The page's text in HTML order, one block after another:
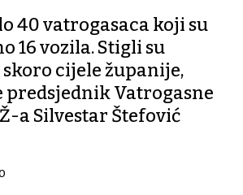
40 vatrogasaca koji su
16 vozila. Stigli su
cijele županije,
predsjednik Vatrogasne
a Silvestar Štefović